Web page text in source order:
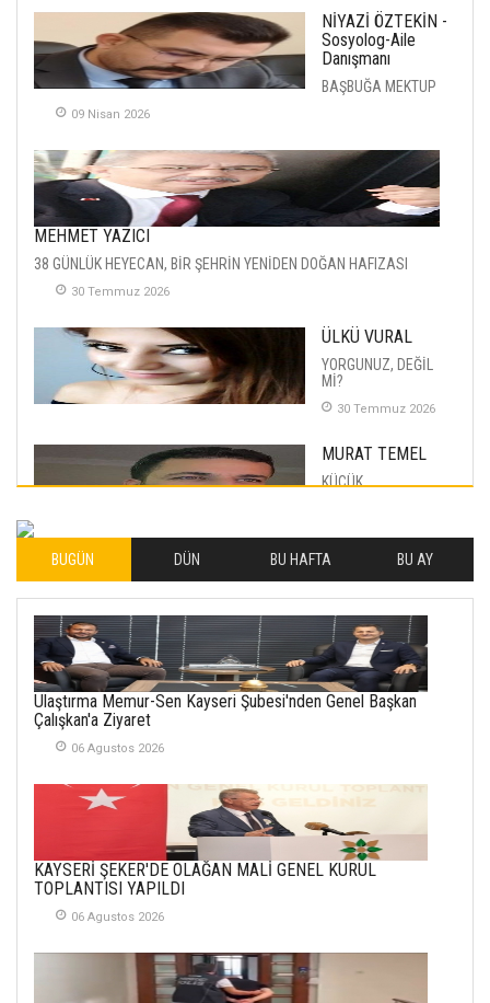
NİYAZİ ÖZTEKİN -
Sosyolog-Aile
Danışmanı
BAŞBUĞA MEKTUP
09 Nisan 2026
MEHMET YAZICI
38 GÜNLÜK HEYECAN, BİR ŞEHRİN YENİDEN DOĞAN HAFIZASI
30 Temmuz 2026
ÜLKÜ VURAL
YORGUNUZ, DEĞİL
Mİ?
30 Temmuz 2026
MURAT TEMEL
KÜÇÜK
İLHAN YILMAZ
SOFRADA AYRIMCILIK
VAR
26 Subat 2026
METİN ERTEM
YENİ HİCRİ YIL VE
SEMRA ŞAHİN
KENDİNE UYANMAK
30 Temmuz 2026
İlgi Alanlarımız ve Biz
BUGÜN DÜN BU HAFTA BU AY
Ulaştırma Memur-Sen Kayseri Şubesi'nden Genel Başkan
Çalışkan'a Ziyaret
06 Agustos 2026
KAYSERİ ŞEKER'DE OLAĞAN MALİ GENEL KURUL
TOPLANTISI YAPILDI
06 Agustos 2026